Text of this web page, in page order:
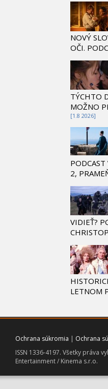
NOVÝ
OČI.
TÝCHTO
MOŽNO
[1.8 2026]
PODCAST
2,
VIDIEŤ?
LETNOM
Ochrana súkromia | Ochrana
ISSN 1336-4197. Všetky práva
Entertainment / Kinema s.r.o.